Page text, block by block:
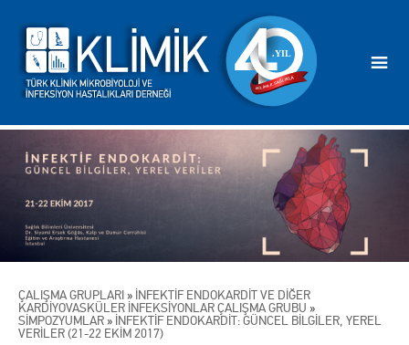
ÇALIŞMA GRUPLARI » İNFEKTİF ENDOKARDİT VE DİĞER
KARDİYOVASKÜLER İNFEKSİYONLAR ÇALIŞMA GRUBU »
SİMPOZYUMLAR » İNFEKTİF ENDOKARDİT: GÜNCEL BİLGİLER, YEREL
VERİLER (21-22 EKİM 2017)